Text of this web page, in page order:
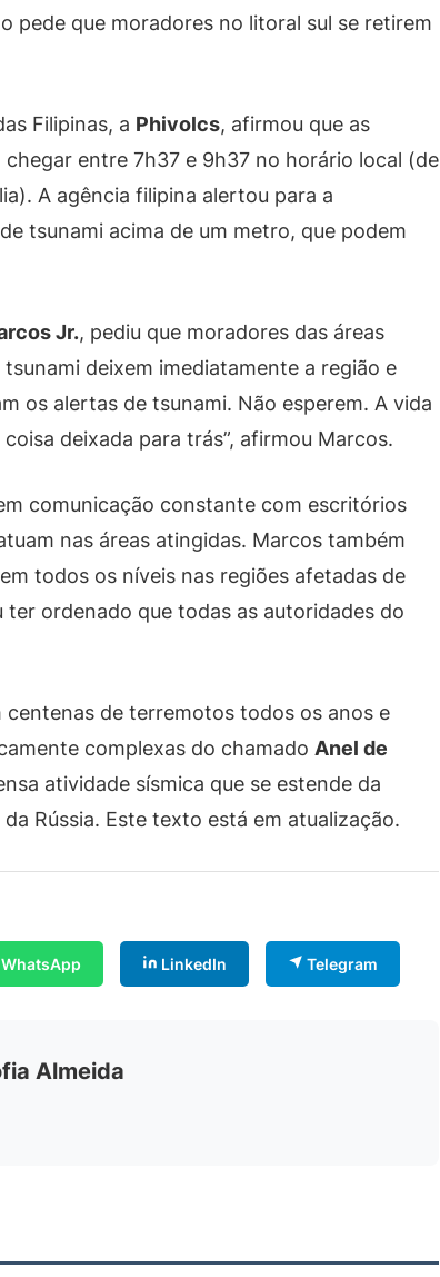
pede que moradores no litoral sul se retirem
Filipinas, a Phivolcs, afirmou que as
entre 7h37 e 9h37 no horário local (de
A agência filipina alertou para a
tsunami acima de um metro, que podem
Jr., pediu que moradores das áreas
deixem imediatamente a região e
os alertas de tsunami. Não esperem. A vida
deixada para trás”, afirmou Marcos.
comunicação constante com escritórios
nas áreas atingidas. Marcos também
todos os níveis nas regiões afetadas de
ordenado que todas as autoridades do
centenas de terremotos todos os anos e
complexas do chamado Anel de
atividade sísmica que se estende da
Rússia. Este texto está em atualização.
WhatsApp LinkedIn Telegram
Almeida